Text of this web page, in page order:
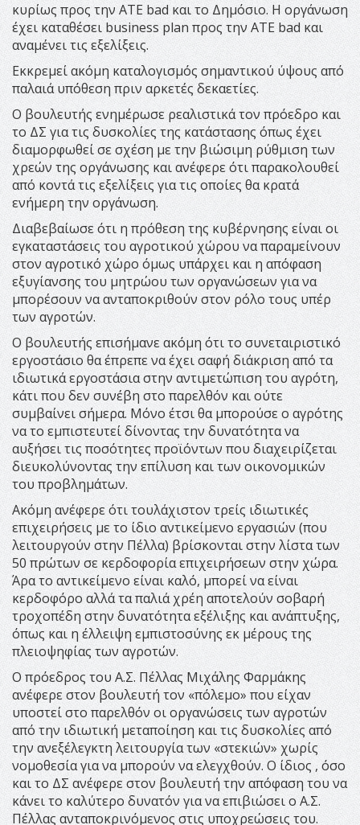
κυρίως προς την ΑΤΕ bad και το Δημόσιο. Η οργάνωση
έχει καταθέσει business plan προς την ΑΤΕ bad και
αναμένει τις εξελίξεις.
Εκκρεμεί ακόμη καταλογισμός σημαντικού ύψους από
παλαιά υπόθεση πριν αρκετές δεκαετίες.
Ο βουλευτής ενημέρωσε ρεαλιστικά τον πρόεδρο και
το ΔΣ για τις δυσκολίες της κατάστασης όπως έχει
διαμορφωθεί σε σχέση με την βιώσιμη ρύθμιση των
χρεών της οργάνωσης και ανέφερε ότι παρακολουθεί
από κοντά τις εξελίξεις για τις οποίες θα κρατά
ενήμερη την οργάνωση.
Διαβεβαίωσε ότι η πρόθεση της κυβέρνησης είναι οι
εγκαταστάσεις του αγροτικού χώρου να παραμείνουν
στον αγροτικό χώρο όμως υπάρχει και η απόφαση
εξυγίανσης του μητρώου των οργανώσεων για να
μπορέσουν να ανταποκριθούν στον ρόλο τους υπέρ
των αγροτών.
Ο βουλευτής επισήμανε ακόμη ότι το συνεταιριστικό
εργοστάσιο θα έπρεπε να έχει σαφή διάκριση από τα
ιδιωτικά εργοστάσια στην αντιμετώπιση του αγρότη,
κάτι που δεν συνέβη στο παρελθόν και ούτε
συμβαίνει σήμερα. Μόνο έτσι θα μπορούσε ο αγρότης
να το εμπιστευτεί δίνοντας την δυνατότητα να
αυξήσει τις ποσότητες προϊόντων που διαχειρίζεται
διευκολύνοντας την επίλυση και των οικονομικών
του προβλημάτων.
Ακόμη ανέφερε ότι τουλάχιστον τρείς ιδιωτικές
επιχειρήσεις με το ίδιο αντικείμενο εργασιών (που
λειτουργούν στην Πέλλα) βρίσκονται στην λίστα των
50 πρώτων σε κερδοφορία επιχειρήσεων στην χώρα.
Άρα το αντικείμενο είναι καλό, μπορεί να είναι
κερδοφόρο αλλά τα παλιά χρέη αποτελούν σοβαρή
τροχοπέδη στην δυνατότητα εξέλιξης και ανάπτυξης,
όπως και η έλλειψη εμπιστοσύνης εκ μέρους της
πλειοψηφίας των αγροτών.
Ο πρόεδρος του Α.Σ. Πέλλας Μιχάλης Φαρμάκης
ανέφερε στον βουλευτή τον «πόλεμο» που είχαν
υποστεί στο παρελθόν οι οργανώσεις των αγροτών
από την ιδιωτική μεταποίηση και τις δυσκολίες από
την ανεξέλεγκτη λειτουργία των «στεκιών» χωρίς
νομοθεσία για να μπορούν να ελεγχθούν. Ο ίδιος , όσο
και το ΔΣ ανέφερε στον βουλευτή την απόφαση του να
κάνει το καλύτερο δυνατόν για να επιβιώσει ο Α.Σ.
Πέλλας ανταποκρινόμενος στις υποχρεώσεις του.